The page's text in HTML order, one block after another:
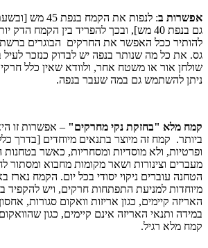
אפשרות ב
: לנפות את הקמח
גם בנפת 40 מש], ובכך להפריד בין הקמח
להותיר ככל האפשר את החרקים הבוגרים
גס. את כל מה שנותר בנפה יש לבדוק כנזכר
שולחן אור או משטח אחר, ולוודא שאין כלל
ניתן להשתמש גם במה שעבר בנפה.
קמח מלא "בחזקת נקי מחרקים" – אפשרות זו
ביותר. קמח זה מיוצר בתנאים מיוחדים [בדרך
ופרטיות, ולא מוסדיות ומסחריות, כאשר בטחנות
מעברים וצינורות ושאר מקומות מחבוא ומסתור
הטחנה עוברים ניקוי יסודי בכל יום. הקמח נארז
מיוחדות למניעת התפתחות חרקים, ויש
האריזה קיימים, כגון אריזות וואקום סגורות,
במידה ותנאי האריזה אינם קיימים, כגון
קמח מלא רגיל.